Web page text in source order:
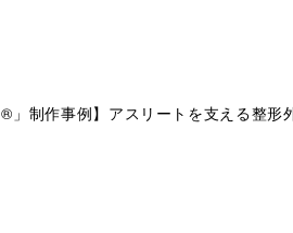
®」制作事例】アスリートを支える整